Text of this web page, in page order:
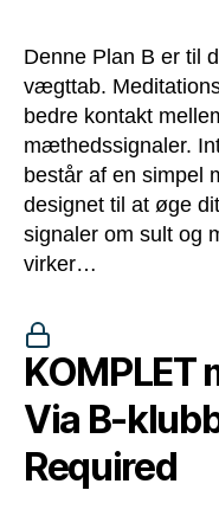
Denne Plan B er til
vægttab.
bedre kontakt
mæthedssignaler.
består af en simpel
designet til at øge
signaler om sult og
virker…
KOMPLET
Via B-
Required